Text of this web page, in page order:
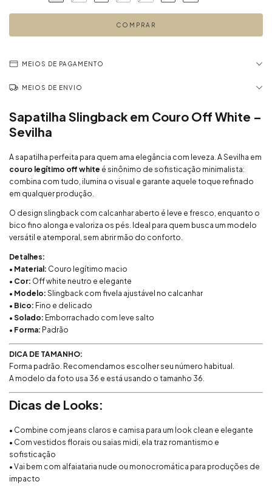
MEIOS DE PAGAMENTO
MEIOS DE ENVIO
Sapatilha Slingback em Couro Off White –
Sevilha
A sapatilha perfeita para quem ama elegância com leveza. ASevilha em
couro legítimo off white é sinônimo de sofisticação minimalista:
combina com tudo, ilumina o visual e garante aquele toque refinado
em qualquer produção.
O design slingback com calcanhar aberto é leve e fresco, enquanto o
bico fino alonga e valoriza os pés. Ideal para quem busca um modelo
versátil e atemporal, sem abrir mão do conforto.
Detalhes:
• Material: Couro legítimo macio
• Cor: Offwhite neutro e elegante
• Modelo: Slingback com fivela ajustável no calcanhar
• Bico: Fino e delicado
• Solado: Emborrachado com leve salto
• Forma: Padrão
DICA DE TAMANHO:
Forma padrão. Recomendamos escolher seu número habitual.
A modelo da foto usa 36 e está usando o tamanho 36.
Dicas de Looks:
• Combine com jeans claros e camisa para um look clean e elegante
• Com vestidos florais ou saias midi, ela traz romantismo e
sofisticação
• Vai bem com alfaiataria nude ou monocromática para produções de
impacto